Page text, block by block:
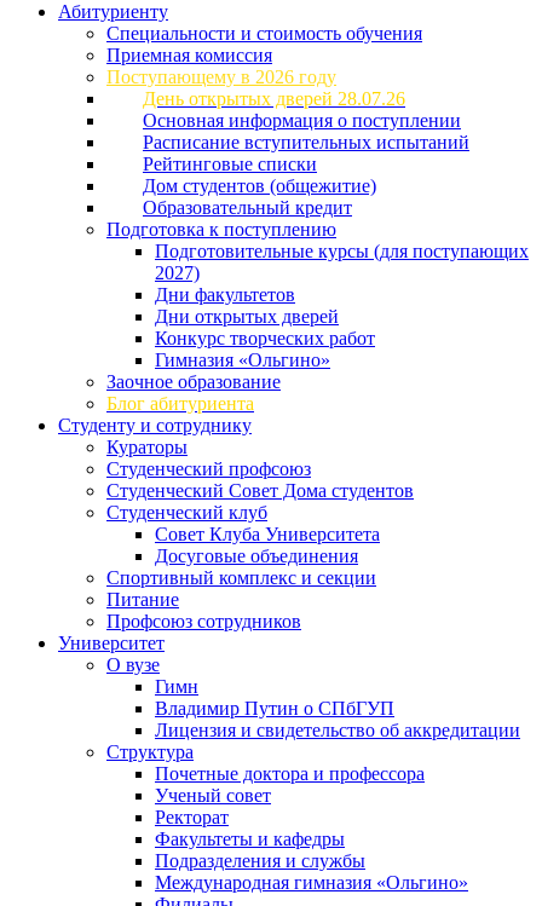
Абитуриенту
Специальности и стоимость обучения
Приемная комиссия
Поступающему в 2026 году
День открытых дверей 28.07.26
Основная информация о поступлении
Расписание вступительных испытаний
Рейтинговые списки
Дом студентов (общежитие)
Образовательный кредит
Подготовка к поступлению
Подготовительные курсы (для поступающих
2027)
Дни факультетов
Дни открытых дверей
Конкурс творческих работ
Гимназия «Ольгино»
Заочное образование
Блог абитуриента
Студенту и сотруднику
Кураторы
Студенческий профсоюз
Студенческий Совет Дома студентов
Студенческий клуб
Совет Клуба Университета
Досуговые объединения
Спортивный комплекс и секции
Питание
Профсоюз сотрудников
Университет
О вузе
Гимн
Владимир Путин о СПбГУП
Лицензия и свидетельство об аккредитации
Структура
Почетные доктора и профессора
Ученый совет
Ректорат
Факультеты и кафедры
Подразделения и службы
Международная гимназия «Ольгино»